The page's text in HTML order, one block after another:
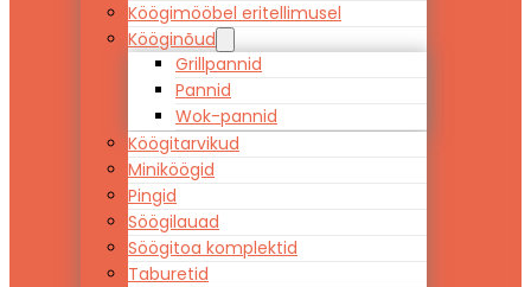
Köögimööbel eritellimusel
Kööginõud
Grillpannid
Pannid
Wok-pannid
Köögitarvikud
Miniköögid
Pingid
Söögilauad
Söögitoa komplektid
Taburetid